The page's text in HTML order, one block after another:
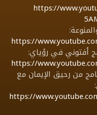
https://
https://
أفتوني في رؤياي:
https://
من رحيق الإيمان مع
https://